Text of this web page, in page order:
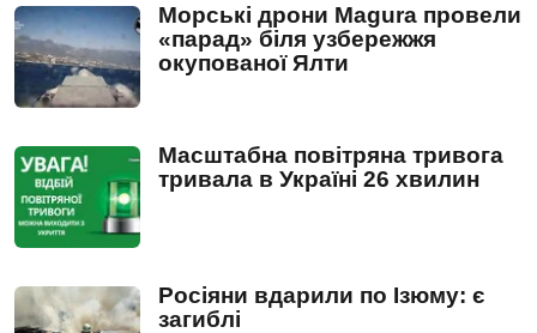
Морські дрони Magura провели
«парад» біля узбережжя
окупованої Ялти
Масштабна повітряна тривога
тривала в Україні 26 хвилин
Росіяни вдарили по Ізюму: є
загиблі